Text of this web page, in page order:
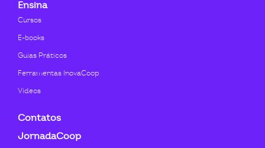
Ensina
Cursos
E-books
Guias Práticos
Ferramentas InovaCoop
Videos
Contatos
JornadaCoop